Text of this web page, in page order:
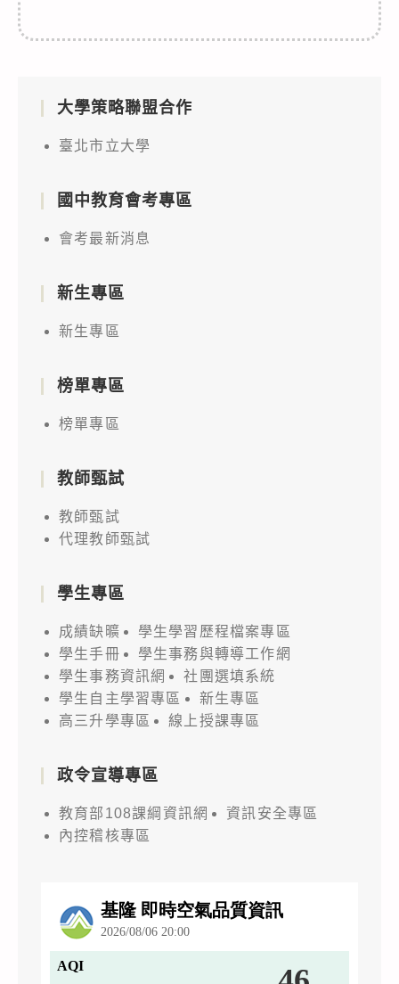
大學策略聯盟合作
臺北市立大學
國中教育會考專區
會考最新消息
新生專區
新生專區
榜單專區
榜單專區
教師甄試
教師甄試
代理教師甄試
學生專區
成績缺曠
學生學習歷程檔案專區
學生手冊
學生事務與轉導工作網
學生事務資訊網
社團選填系統
學生自主學習專區
新生專區
高三升學專區
線上授課專區
政令宣導專區
教育部108課綱資訊網
資訊安全專區
內控稽核專區